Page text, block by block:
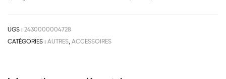
UGS : 2430000004728
CATÉGORIES : AUTRES, ACCESSOIRES